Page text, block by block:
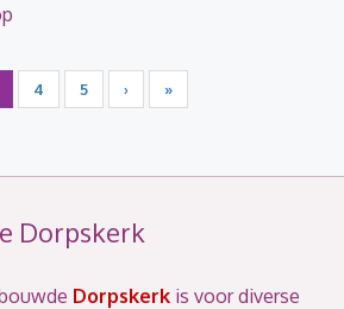
4 5 › »
Dorpskerk
Dorpskerk is voor diverse